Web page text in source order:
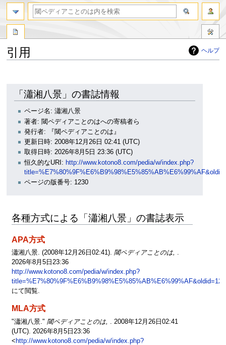
ヘルプ
引用
「瀟湘八景」の書誌情報
ページ名: 瀟湘八景
著者: 閾ペディアことのはへの寄稿者ら
発行者: 『閾ペディアことのは』
更新日時: 2008年12月26日 02:41 (UTC)
取得日時: 2026年8月5日 23:36 (UTC)
恒久的なURI: http://www.kotono8.com/pedia/w/index.php?
ページの版番号: 1230
各種方式による「瀟湘八景」の書誌表示
APA方式
瀟湘八景. (2008年12月26日02:41). 閾ペディアことのは, .
2026年8月5日23:36
http://www.kotono8.com/pedia/w/index.php?
にて閲覧.
MLA方式
"瀟湘八景." 閾ペディアことのは,
. 2008年12月26日02:41
(UTC). 2026年8月5日23:36
< http://www.kotono8.com/pedia/w/index.php?